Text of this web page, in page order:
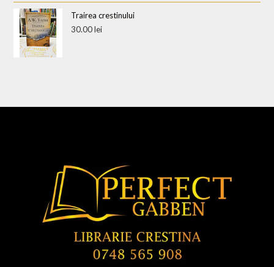
Trairea crestinului
30.00lei